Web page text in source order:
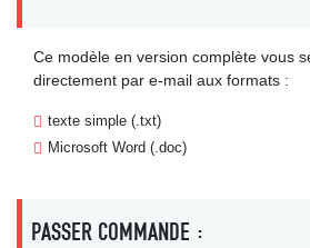
Ce modèle en version complète vous
directement par e-mail aux formats :
texte simple (.txt)
Microsoft Word (.doc)
PASSER COMMANDE :